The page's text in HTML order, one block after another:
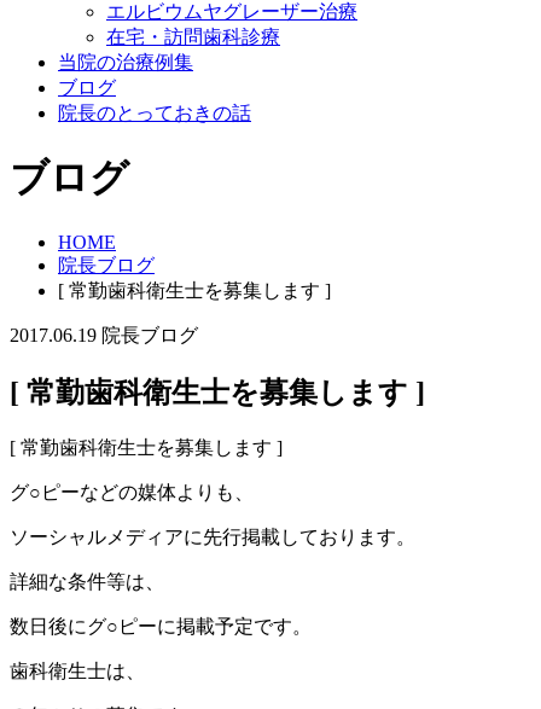
エルビウムヤグレーザー治療
在宅・訪問歯科診療
当院の治療例集
ブログ
院長のとっておきの話
ブログ
HOME
院長ブログ
[ 常勤歯科衛生士を募集します ]
2017.06.19 院長ブログ
[ 常勤歯科衛生士を募集します ]
[ 常勤歯科衛生士を募集します ]
グ○ピーなどの媒体よりも、
ソーシャルメディアに先行掲載しております。
詳細な条件等は、
数日後にグ○ピーに掲載予定です。
歯科衛生士は、